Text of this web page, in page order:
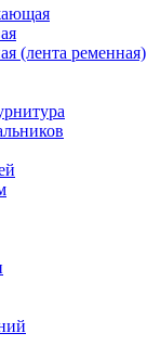
(лента ременная)